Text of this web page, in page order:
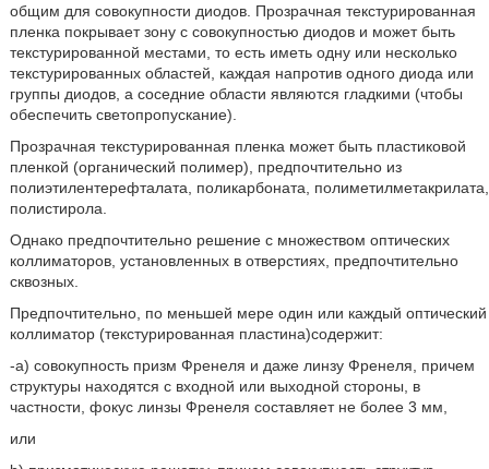
общим для совокупности диодов. Прозрачная текстурированная
пленка покрывает зону с совокупностью диодов и может быть
текстурированной местами, то есть иметь одну или несколько
текстурированных областей, каждая напротив одного диода или
группы диодов, а соседние области являются гладкими (чтобы
обеспечить светопропускание).
Прозрачная текстурированная пленка может быть пластиковой
пленкой (органический полимер), предпочтительно из
полиэтилентерефталата, поликарбоната, полиметилметакрилата,
полистирола.
Однако предпочтительно решение с множеством оптических
коллиматоров, установленных в отверстиях, предпочтительно
сквозных.
Предпочтительно, по меньшей мере один или каждый оптический
коллиматор (текстурированная пластина)содержит:
-a) совокупность призм Френеля и даже линзу Френеля, причем
структуры находятся с входной или выходной стороны, в
частности, фокус линзы Френеля составляет не более 3 мм,
или